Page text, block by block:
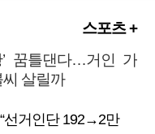
스포츠 +
’ 꿈틀댄다…거인 가
살릴까
선거인단 192→2만